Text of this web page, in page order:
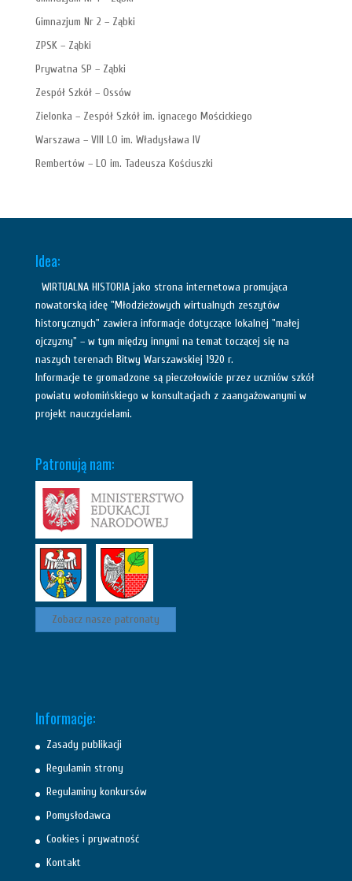
Gimnazjum Nr 2 – Ząbki
ZPSK – Ząbki
Prywatna SP – Ząbki
Zespół Szkół – Ossów
Zielonka – Zespół Szkół im. ignacego Mościckiego
Warszawa – VIII LO im. Władysława IV
Rembertów – LO im. Tadeusza Kościuszki
Idea:
WIRTUALNA HISTORIA jako strona internetowa promująca
nowatorską ideę "Młodzieżowych wirtualnych zeszytów
historycznych" zawiera informacje dotyczące lokalnej "małej
ojczyzny" – w tym między innymi na temat toczącej się na
naszych terenach Bitwy Warszawskiej 1920 r.
Informacje te gromadzone są pieczołowicie przez uczniów szkół
powiatu wołomińskiego w konsultacjach z zaangażowanymi w
projekt nauczycielami.
Patronują nam:
Zobacz nasze patronaty
Informacje:
Zasady publikacji
Regulamin strony
Regulaminy konkursów
Pomysłodawca
Cookies i prywatność
Kontakt